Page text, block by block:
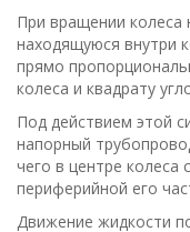
При вращении колеса
находящуюся внутри
прямо
колеса и квадрату
Под действием этой
напорный
чего в центре колеса
периферийной его
Движение жидкости